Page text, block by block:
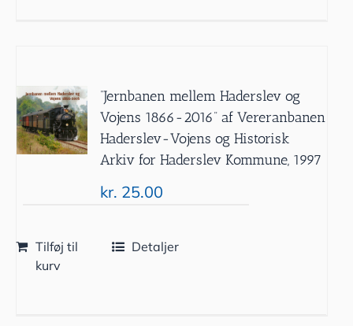
”Jernbanen mellem Haderslev og
Vojens 1866-2016” af Vereranbanen
Haderslev-Vojens og Historisk
Arkiv for Haderslev Kommune, 1997
kr. 25.00
Tilføj til
kurv
Detaljer